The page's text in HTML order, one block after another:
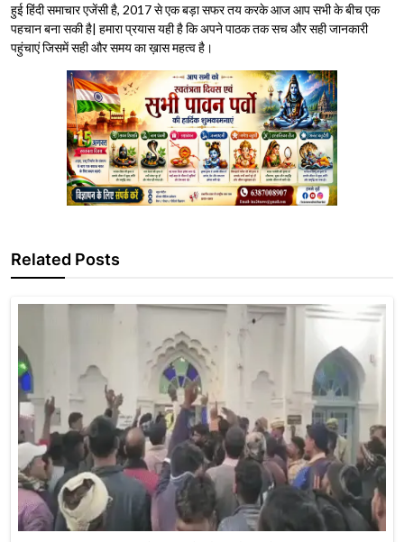
हुई हिंदी समाचार एजेंसी है, 2017 से एक बड़ा सफर तय करके आज आप सभी के बीच एक
पहचान बना सकी है| हमारा प्रयास यही है कि अपने पाठक तक सच और सही जानकारी
पहुंचाएं जिसमें सही और समय का ख़ास महत्व है।
Related Posts